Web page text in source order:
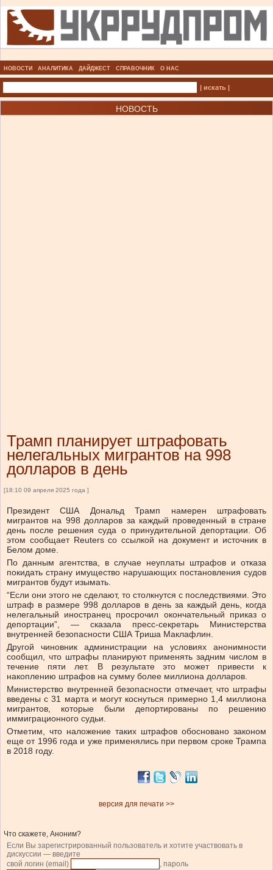
НОВОСТИ АНАЛИТИКА ДАЙДЖЕСТ СПРАВОЧНИК О НАС
| искать |
НОВОСТЬ
Трамп планирует штрафовать
нелегальных мигрантов на 998
долларов в день
[18:10 09 апреля 2025 года ]
Президент США Дональд Трамп намерен штрафовать
мигрантов на 998 долларов за каждый проведенный в стране
день после решения суда о принудительной депортации. Об
этом сообщает Reuters со ссылкой на документ и источник в
Белом доме.
По данным агентства, в случае неуплаты штрафов и отказа
покидать страну имущество нарушающих постановления судов
мигрантов будут изымать.
“Если они этого не сделают, то столкнутся с последствиями. Это
штраф в размере 998 долларов в день за каждый день, когда
нелегальный иностранец просрочил окончательный приказ о
депортации”, — сказала пресс-секретарь Министерства
внутренней безопасности США Триша Маклафлин.
Другой чиновник администрации на условиях анонимности
сообщил, что штрафы планируют применять задним числом в
течение пяти лет. В результате это может привести к
накоплению штрафов на сумму более миллиона долларов.
Министерство внутренней безопасности отмечает, что штрафы
введены с 31 марта и могут коснуться примерно 1,4 миллиона
мигрантов, которые были депортированы по решению
иммиграционного судьи.
Отметим, что наложение таких штрафов обосновано законом
еще от 1996 года и уже применялись при первом сроке Трампа
в 2018 году.
версия для печати >>
Что скажете, Аноним?
Если Вы зарегистрированный пользователь и хотите участвовать в
дискуссии — введите
свой логин (email)
, пароль